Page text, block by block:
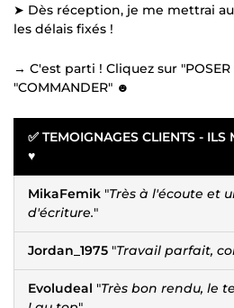
➤ Dès réception, je me mettrai
les délais fixés !
→ C'est parti ! Cliquez sur "POSER
"COMMANDER" ☻
✅ TEMOIGNAGES CLIENTS -
♥
MikaFemik "Très à l'écoute et
d'écriture."
Jordan_1975 "Travail parfait,
Evoludeal "Très bon rendu, le